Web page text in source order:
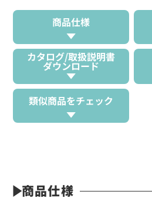
商品仕様
カタログ/取扱説明書
ダウンロード
類似商品をチェック
商品仕様